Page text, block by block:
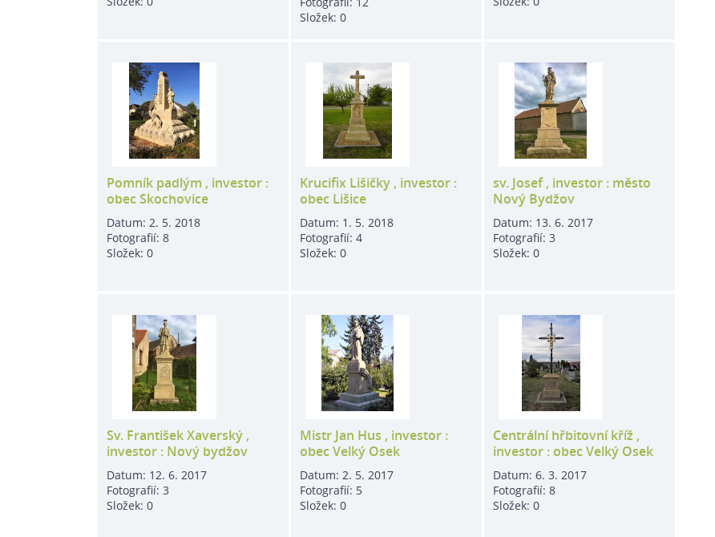
Složek: 0
Pomník padlým , investor :
obec Skochovice
Datum: 2. 5. 2018
Fotografií: 8
Složek: 0
Krucifix Lišičky , investor :
obec Lišice
Datum: 1. 5. 2018
Fotografií: 4
Složek: 0
sv. Josef , investor : město
Nový Bydžov
Datum: 13. 6. 2017
Fotografií:3
Složek:0
Sv. František Xaverský ,
investor : Nový bydžov
Datum: 12. 6. 2017
Fotografií: 3
Složek: 0
Mistr Jan Hus , investor :
obec Velký Osek
Datum: 2. 5. 2017
Fotografií: 5
Složek: 0
Centrální hřbitovní kříž ,
investor : obec Velký Osek
Datum:6. 3. 2017
Fotografií:8
Složek:0